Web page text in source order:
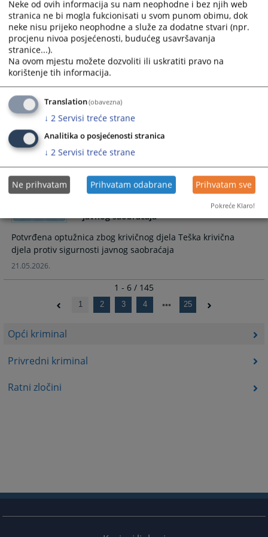
Opći kriminal
Privredni kriminal
Ratni zločini
javnog prometa
Potvrđena optužnica zbog krivičnog djela teška krivična djela
protiv sigurnosti javnog prometa
26.06.2026.
Nasilničko ponašanje
Potvrđena optužnica zbog krivičnog djela Nasilničko
ponašanje
Potvrđena optužnica zbog krivičnog djela
Teška krivična djela protiv sigurnosti
javnog saobraćaja
Potvrđena optužnica zbog krivičnog djela Teška krivična
djela protiv sigurnosti javnog saobraćaja
21.05.2026.
1 - 6 / 145
1 2 3 4 25
Neke od ovih informacija su nam neophodne i bez njih web
stranica ne bi mogla fukcionisati u svom punom obimu, dok
neke nisu prijeko neophodne a služe za dodatne stvari (npr.
procjenu nivoa posjećenosti, budućeg usavršavanja
stranice...).
Na ovom mjestu možete dozvoliti ili uskratiti pravo na
korištenje tih informacija.
Translation(obavezna)
↓ 2 Servisi treće strane
Analitika o posjećenosti stranica
↓ 2 Servisi treće strane
Ne prihvatam Prihvatam odabrane Prihvatam sve
Pokreće Klaro!